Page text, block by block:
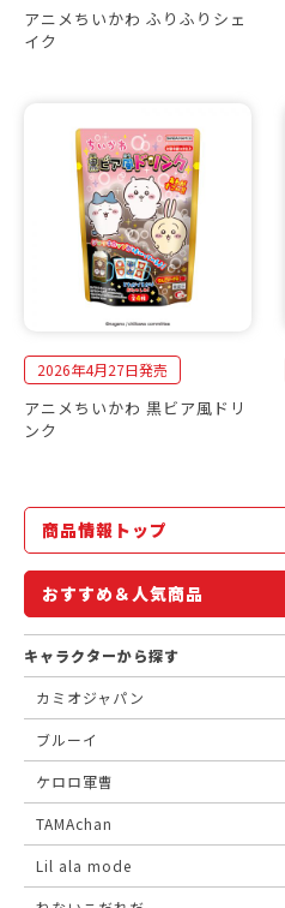
アニメちいかわ ふりふりシェ
イク
2026年4月27日発売
アニメちいかわ 黒ビア風ドリ
ンク
商品情報トップ
おすすめ＆人気商品
キャラクターから探す
カミオジャパン
ブルーイ
ケロロ軍曹
TAMAchan
Lil ala mode